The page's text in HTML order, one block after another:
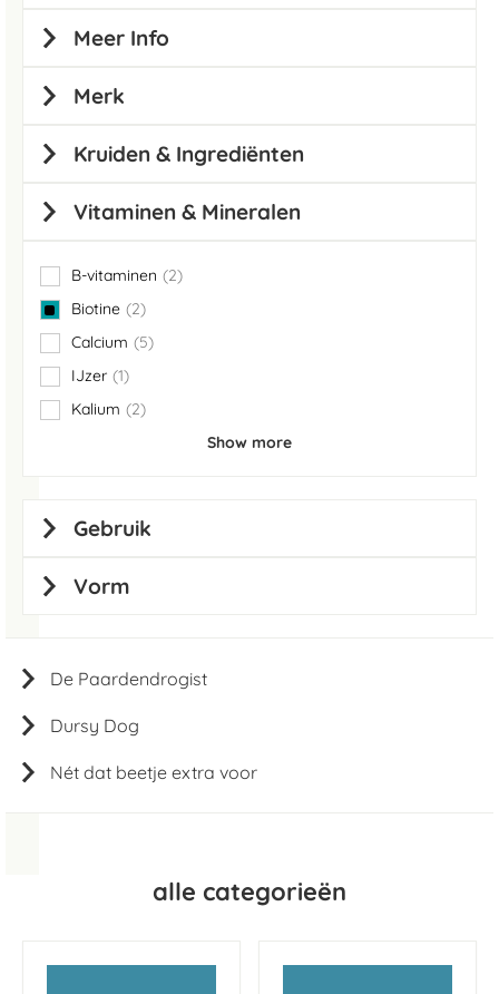
alle categorieën
De Paardendrogist
Dursy Dog
Nét dat beetje extra voor
Meer Info
Merk
Kruiden & Ingrediënten
Vitaminen & Mineralen
B-vitaminen 2
items
Biotine
2
items
Calcium
5
items
IJzer 1
item
Kalium
2
items
Show more
Gebruik
Vorm